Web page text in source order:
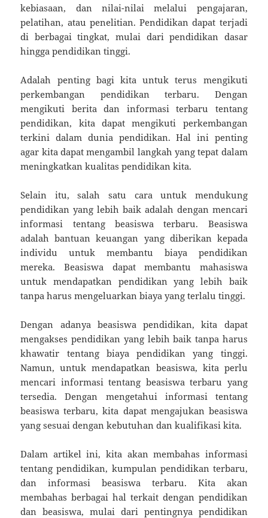
kebiasaan, dan nilai-nilai melalui pengajaran,
pelatihan, atau penelitian. Pendidikan dapat terjadi
di berbagai tingkat, mulai dari pendidikan dasar
hingga pendidikan tinggi.
Adalah penting bagi kita untuk terus mengikuti
perkembangan pendidikan terbaru. Dengan
mengikuti berita dan informasi terbaru tentang
pendidikan, kita dapat mengikuti perkembangan
terkini dalam dunia pendidikan. Hal ini penting
agar kita dapat mengambil langkah yang tepat dalam
meningkatkan kualitas pendidikan kita.
Selain itu, salah satu cara untuk mendukung
pendidikan yang lebih baik adalah dengan mencari
informasi tentang beasiswa terbaru. Beasiswa
adalah bantuan keuangan yang diberikan kepada
individu untuk membantu biaya pendidikan
mereka. Beasiswa dapat membantu mahasiswa
untuk mendapatkan pendidikan yang lebih baik
tanpa harus mengeluarkan biaya yang terlalu tinggi.
Dengan adanya beasiswa pendidikan, kita dapat
mengakses pendidikan yang lebih baik tanpa harus
khawatir tentang biaya pendidikan yang tinggi.
Namun, untuk mendapatkan beasiswa, kita perlu
mencari informasi tentang beasiswa terbaru yang
tersedia. Dengan mengetahui informasi tentang
beasiswa terbaru, kita dapat mengajukan beasiswa
yang sesuai dengan kebutuhan dan kualifikasi kita.
Dalam artikel ini, kita akan membahas informasi
tentang pendidikan, kumpulan pendidikan terbaru,
dan informasi beasiswa terbaru. Kita akan
membahas berbagai hal terkait dengan pendidikan
dan beasiswa, mulai dari pentingnya pendidikan